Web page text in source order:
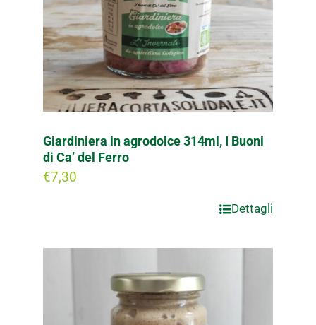
Giardiniera in agrodolce 314ml, I Buoni
di Ca’ del Ferro
€7,30
Dettagli